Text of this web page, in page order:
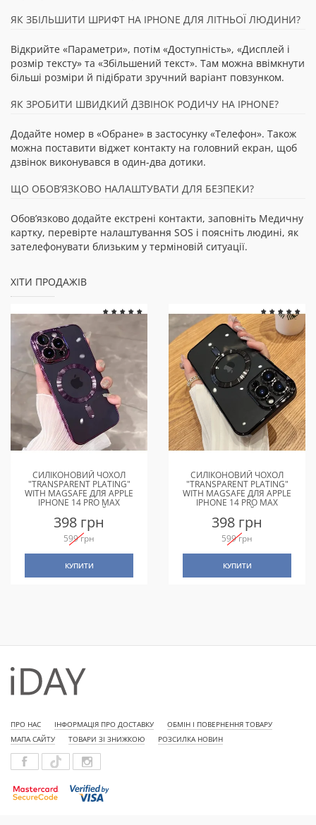
ЯК ЗБІЛЬШИТИ ШРИФТ НА IPHONE ДЛЯ ЛІТНЬОЇ ЛЮДИНИ?
Відкрийте «Параметри», потім «Доступність», «Дисплей і
розмір тексту» та «Збільшений текст». Там можна ввімкнути
більші розміри й підібрати зручний варіант повзунком.
ЯК ЗРОБИТИ ШВИДКИЙ ДЗВІНОК РОДИЧУ НА IPHONE?
Додайте номер в «Обране» в застосунку «Телефон». Також
можна поставити віджет контакту на головний екран, щоб
дзвінок виконувався в один-два дотики.
ЩО ОБОВ’ЯЗКОВО НАЛАШТУВАТИ ДЛЯ БЕЗПЕКИ?
Обов’язково додайте екстрені контакти, заповніть Медичну
картку, перевірте налаштування SOS і поясніть людині, як
зателефонувати близьким у терміновій ситуації.
ХІТИ ПРОДАЖІВ
СИЛІКОНОВИЙ ЧОХОЛ
"TRANSPARENT PLATING"
WITH MAGSAFE ДЛЯ APPLE
IPHONE 14 PRO MAX
ФІОЛЕТОВИЙ
398 грн
599 грн
КУПИТИ
СИЛІКОНОВИЙ ЧОХОЛ
"TRANSPARENT PLATING"
WITH MAGSAFE ДЛЯ APPLE
IPHONE 14 PRO MAX
ЧОРНИЙ
398 грн
599 грн
КУПИТИ
ПРО НАС ІНФОРМАЦІЯ ПРО ДОСТАВКУ
ОБМІН І ПОВЕРНЕННЯ ТОВАРУ
МАПА САЙТУ
ТОВАРИ ЗІ ЗНИЖКОЮ РОЗСИЛКА НОВИН